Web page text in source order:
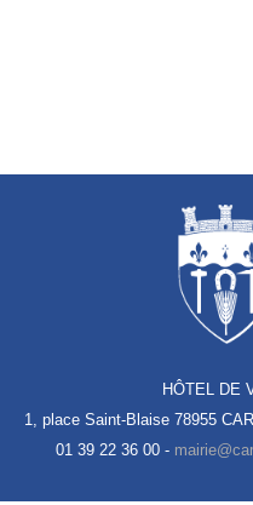
HÔTEL DE
1, place Saint-Blaise 78955
01 39 22 36 00 -